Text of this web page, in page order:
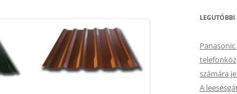
LEGUTÓBBI
Panasonic
számára
A